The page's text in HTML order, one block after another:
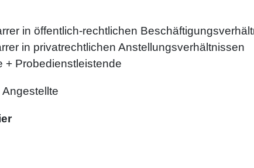
in öffentlich-rechtlichen
in privatrechtlichen Anstellungsverhältnissen
+ Probedienstleistende